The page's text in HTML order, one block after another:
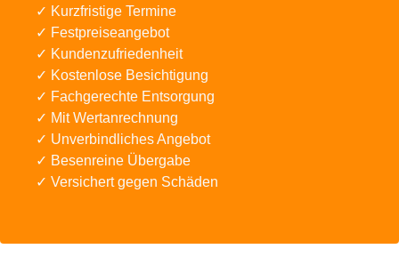
✓ Kurzfristige Termine
✓ Festpreiseangebot
✓ Kundenzufriedenheit
✓ Kostenlose Besichtigung
✓ Fachgerechte Entsorgung
✓ Mit Wertanrechnung
✓ Unverbindliches Angebot
✓ Besenreine Übergabe
✓ Versichert gegen Schäden